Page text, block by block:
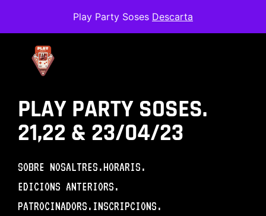
Play Party Soses Descarta
PLAY PARTY SOSES.
21,22 & 23/04/23
SOBRE NOSALTRES.HORARIS.
EDICIONS ANTERIORS.
PATROCINADORS. INSCRIPCIONS.